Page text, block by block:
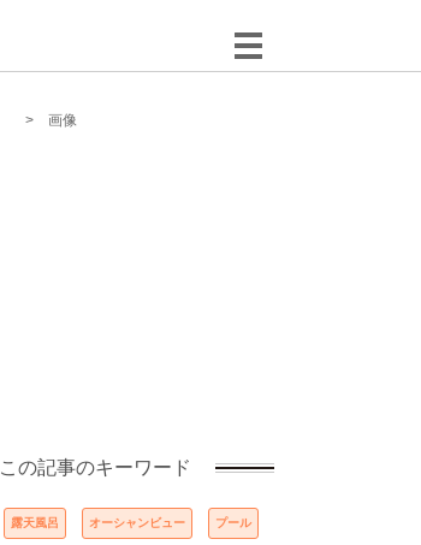
画像
この記事のキーワード
露天風呂 オーシャンビュー プール